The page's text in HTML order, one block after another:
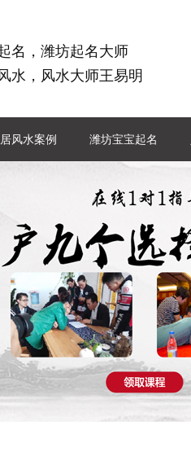
名，潍坊起名大师
水，风水大师王易明
风水案例 潍坊宝宝起名